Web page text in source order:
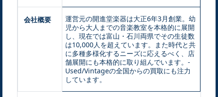
会社概要
運営元の開進堂楽器は大正6年3月創業。幼
児から大人までの音楽教室を本格的に展開
し、現在では富山・石川両県でその生徒数
は10,000人を超えています。また時代と共
に多種多様化するニーズに応えるべく、店
舗展開にも本格的に取り組んでいます。-
Used/Vintageの全国からの買取にも注力
しています。